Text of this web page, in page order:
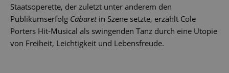
Staatsoperette, der zuletzt unter anderem den
Publikumserfolg Cabaretin Szene setzte, erzählt Cole
Porters Hit-Musical als swingenden Tanz durch eine Utopie
von Freiheit, Leichtigkeit und Lebensfreude.